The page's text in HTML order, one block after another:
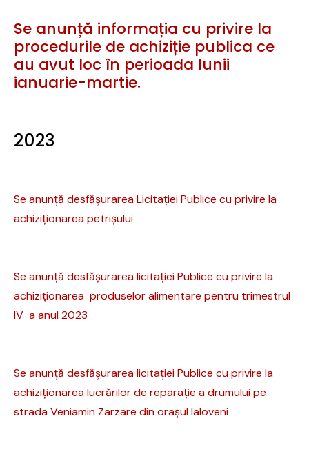
Se anunță informația cu privire la
procedurile de achiziție publica ce
au avut loc în perioada lunii
ianuarie-martie.
2023
Se anunță desfășurarea Licitației Publice cu privire la
achiziționarea petrișului
Se anunță desfășurarea licitației Publice cu privire la
achiziționarea produselor alimentare pentru trimestrul
IV a anul 2023
Se anunță desfășurarea licitației Publice cu privire la
achiziționarea lucrărilor de reparație a drumului pe
strada Veniamin Zarzare din orașul Ialoveni